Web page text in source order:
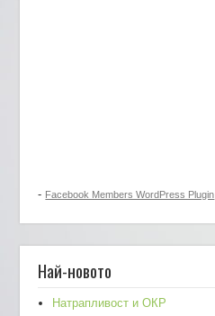
- Facebook Members WordPress Plugin
Най-новото
Натрапливост и ОКР